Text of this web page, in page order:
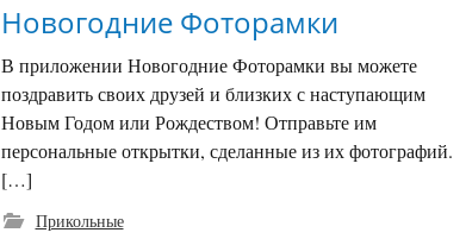
Новогодние Фоторамки
В приложении Новогодние Фоторамки вы можете
поздравить своих друзей и близких с наступающим
Новым Годом или Рождеством! Отправьте им
персональные открытки, сделанные из их фотографий.
[…]
Прикольные